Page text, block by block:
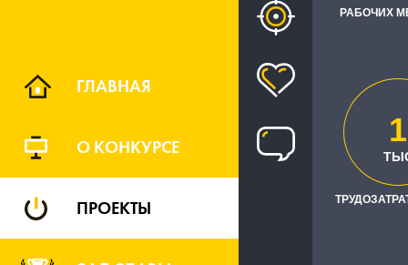
ГЛАВНАЯ
О КОНКУРСЕ
ПРОЕКТЫ
РАБОЧИХ
1